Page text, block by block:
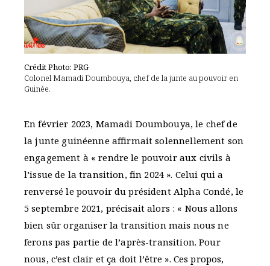
Crédit Photo: PRG
Colonel Mamadi Doumbouya, chef de la junte au pouvoir en
Guinée.
En février 2023, Mamadi Doumbouya, le chef de
la junte guinéenne affirmait solennellement son
engagement à « rendre le pouvoir aux civils à
l’issue de la transition, fin 2024 ». Celui qui a
renversé le pouvoir du président Alpha Condé, le
5 septembre 2021, précisait alors : « Nous allons
bien sûr organiser la transition mais nous ne
ferons pas partie de l’après-transition. Pour
nous, c’est clair et ça doit l’être ». Ces propos,